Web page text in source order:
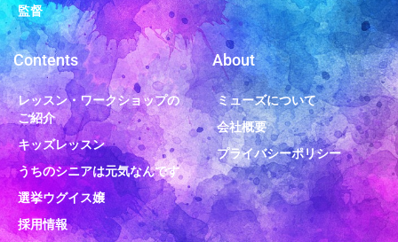
監督
Contents
レッスン・ワークショップの
ご紹介
キッズレッスン
うちのシニアは元気なんです
選挙ウグイス嬢
採用情報
About
ミューズについて
会社概要
プライバシーポリシー